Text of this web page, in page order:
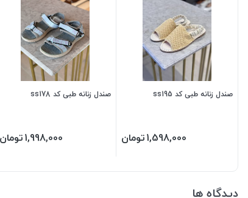
صندل زنانه طبی کد ss195
1,598,000تومان
صندل زنانه طبی کد ss178
1,998,000تومان
دیدگاه ها